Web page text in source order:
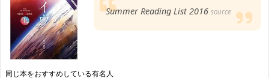
Summer Reading List 2016source
同じ本をおすすめしている有名人